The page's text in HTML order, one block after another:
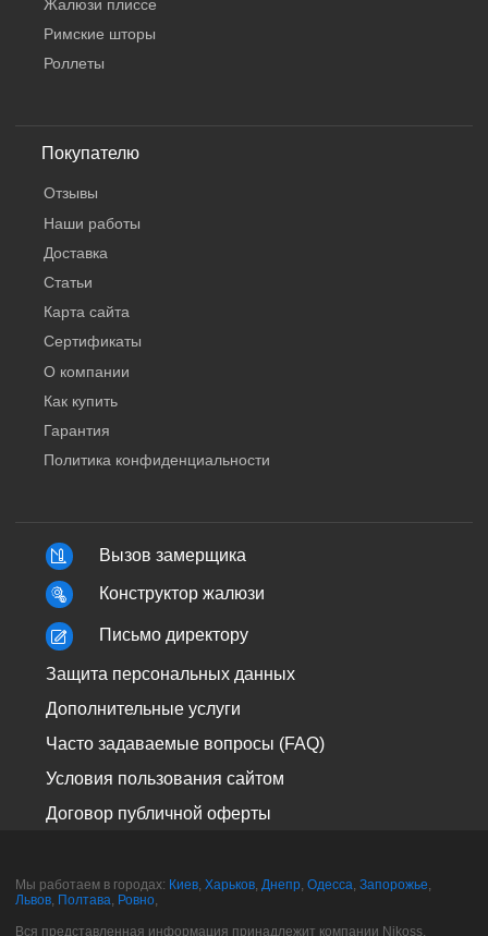
Жалюзи плиссе
Римские шторы
Роллеты
Покупателю
Отзывы
Наши работы
Доставка
Статьи
Карта сайта
Сертификаты
О компании
Как купить
Гарантия
Политика конфиденциальности
Вызов замерщика
Конструктор жалюзи
Письмо директору
Защита персональных данных
Дополнительные услуги
Часто задаваемые вопросы (FAQ)
Условия пользования сайтом
Договор публичной оферты
Мы работаем в городах: Киев,Харьков,Днепр,Одесса,Запорожье,
Львов, Полтава, Ровно,
Вся представленная информация принадлежит компании Nikoss.